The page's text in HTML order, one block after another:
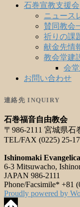
石巻宣教支援会
ニュース
賛同教会
祈りの課
献金先情
教会堂建
会
お問い合わせ
連絡先 INQUIRY
石巻福音自由教会
〒986-2111 宮城県石
TEL/FAX (0225) 25-
Ishinomaki
6-3 Mitsuwacho,
JAPAN 986-2111
Phone/Facsimile* +81
Proudly powered by